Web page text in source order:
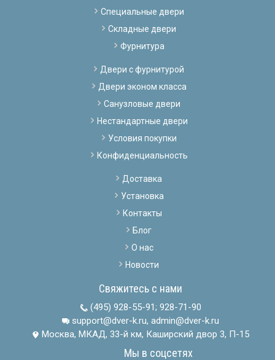
Специальные двери
Складные двери
Фурнитура
Двери с фурнитурой
Двери эконом класса
Санузловые двери
Нестандартные двери
Условия покупки
Конфиденциальность
Доставка
Установка
Контакты
Блог
О нас
Новости
Свяжитесь с нами
(495) 928-55-91; 928-71-90
support@dver-k.ru, admin@dver-k.ru
Москва, МКАД, 33-й км, Каширский двор 3, П-15
Мы в соцсетях